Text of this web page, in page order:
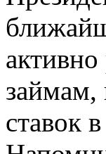
займам,
ставок